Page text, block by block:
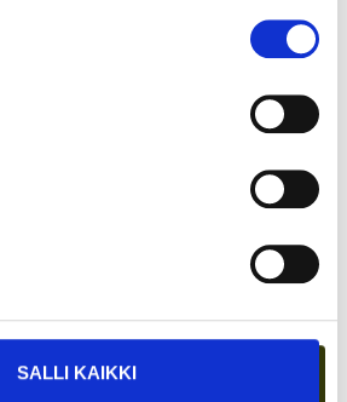
SALLI KAIKKI
VAIHE ON OHI –
KOHTAAMISISSA